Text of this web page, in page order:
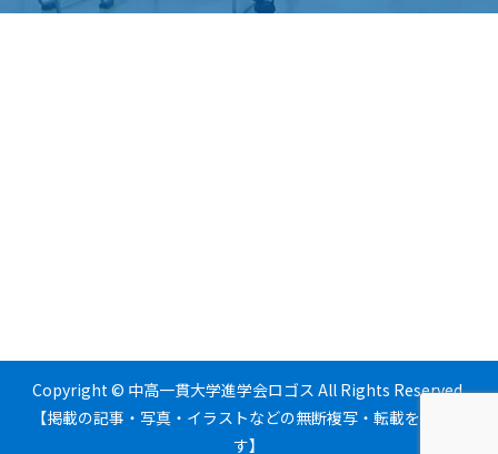
Copyright © 中高一貫大学進学会ロゴス All Rights Reserved.
【掲載の記事・写真・イラストなどの無断複写・転載を禁じま
す】